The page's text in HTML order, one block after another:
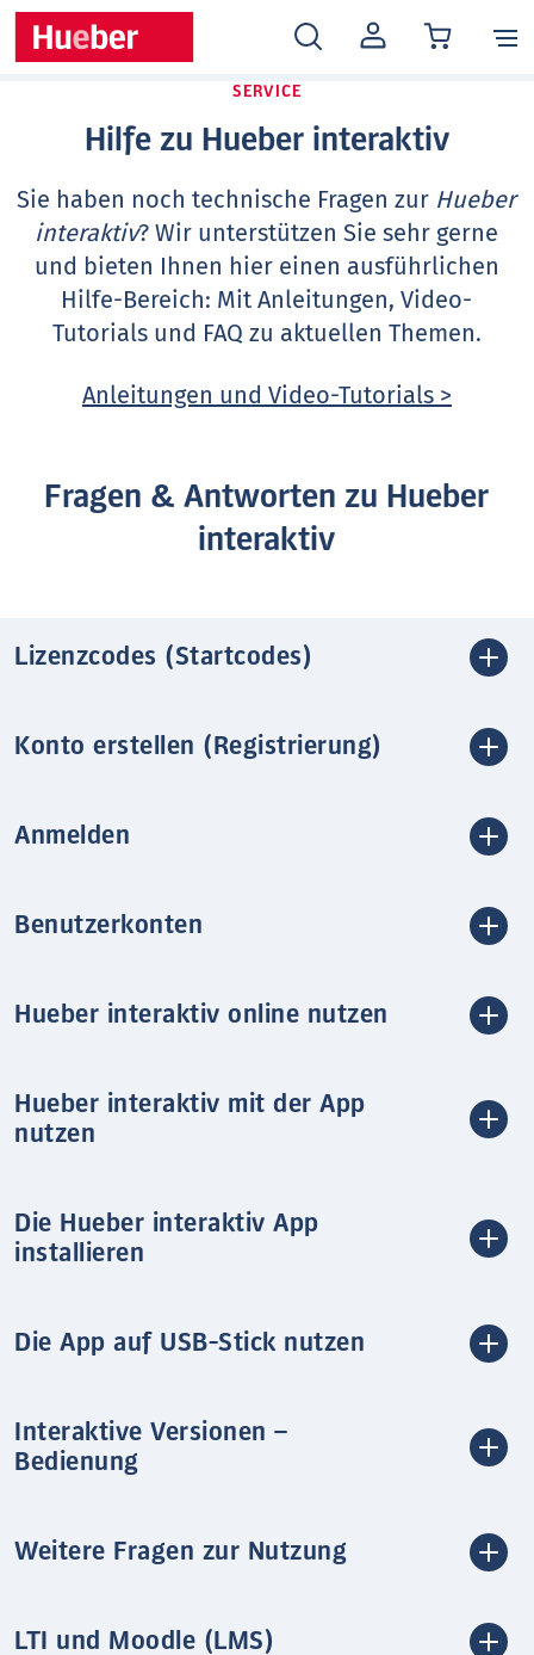
MEIN
KONTO
SERVICE
Hilfe zu Hueber interaktiv
Sie haben noch technische Fragen zur Hueber
interaktiv? Wir unterstützen Sie sehr gerne
und bieten Ihnen hier einen ausführlichen
Hilfe-Bereich: Mit Anleitungen, Video-
Tutorials und FAQ zu aktuellen Themen.
Anleitungen und Video-Tutorials >
Fragen & Antworten zu Hueber
interaktiv
Lizenzcodes (Startcodes)
Konto erstellen (Registrierung)
Anmelden
Benutzerkonten
Hueber interaktiv online nutzen
Hueber interaktiv mit der App
nutzen
Die Hueber interaktiv App
installieren
Die App auf USB-Stick nutzen
Interaktive Versionen –
Bedienung
Weitere Fragen zur Nutzung
LTI und Moodle (LMS)